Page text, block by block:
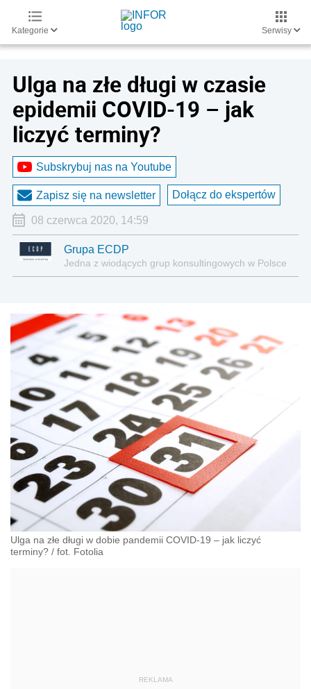
Kategorie Serwisy
Ulga na złe długi w czasie
epidemii COVID-19 – jak
liczyć terminy?
Subskrybuj nas na Youtube
Zapisz się na newsletter Dołącz do ekspertów
08 czerwca 2020, 14:59
Grupa ECDP
Jedna z wiodących grup konsultingowych w Polsce
Ulga na złe długi w dobie pandemii COVID-19 – jak liczyć
terminy? / fot. Fotolia